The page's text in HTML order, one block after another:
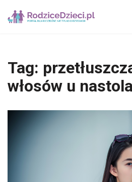
Tag:
włosów u